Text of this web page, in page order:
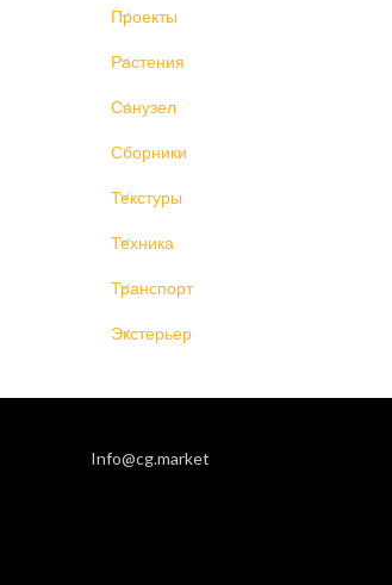
Проекты
Растения
Санузел
Сборники
Текстуры
Техника
Транспорт
Экстерьер
Info@cg.market